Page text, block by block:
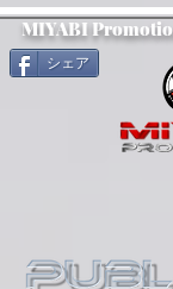
MIYABI
シェア